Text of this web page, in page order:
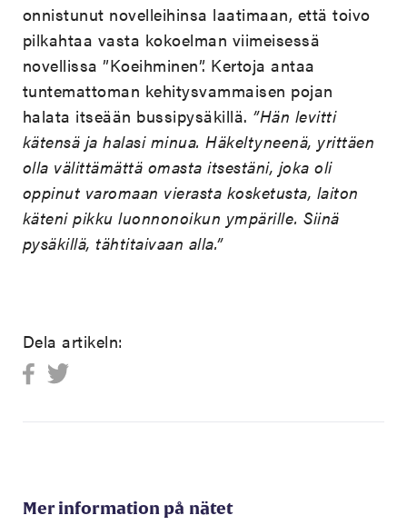
onnistunut novelleihinsa laatimaan, että toivo
pilkahtaa vasta kokoelman viimeisessä
novellissa ”Koeihminen”. Kertoja antaa
tuntemattoman kehitysvammaisen pojan
halata itseään bussipysäkillä. ”Hän levitti
kätensä ja halasi minua. Häkeltyneenä, yrittäen
olla välittämättä omasta itsestäni, joka oli
oppinut varomaan vierasta kosketusta, laiton
käteni pikku luonnonoikun ympärille. Siinä
pysäkillä, tähtitaivaan alla.”
Dela artikeln:
Mer information på nätet